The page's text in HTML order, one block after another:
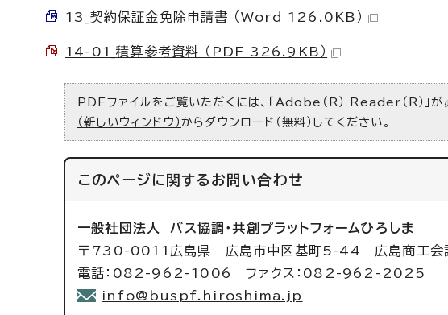
13_契約保証金免除申請書 （Word 126.0KB）
14-01_積算参考資料 （PDF 326.9KB）
PDFファイルをご覧いただくには、「Adobe（R） Reader（R）」
（新しいウィンドウ）からダウンロード（無料）してください。
このページに関する お問い合わせ
一般社団法人 バス協調・共創プラットフォームひろしま
〒730-0011広島県 広島市中区基町5-44 広島商工会
電話：082-962-1006 ファクス：082-962-2025
info@buspf.hiroshima.jp